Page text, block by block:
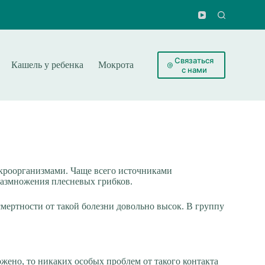
Кашель у ребенка Мокрота Лекарства Народные
Связаться
с нами
Чаще всего источниками
плесневых грибков.
от такой болезни довольно высок. В группу
то никаких особых проблем от такого контакта